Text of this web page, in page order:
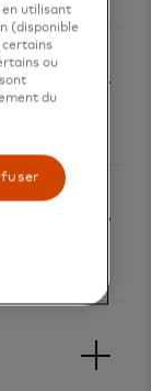
en utilisant
(disponible
certains
ou
du